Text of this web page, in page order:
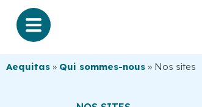
Aequitas » Qui sommes-nous » Nos sites